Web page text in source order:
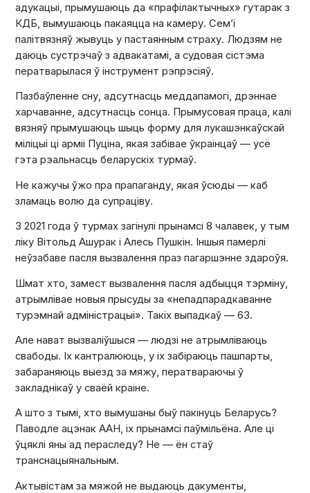
адукацыі, прымушаюць да «прафілактычных» гутарак з
КДБ, вымушаюць пакаяцца на камеру. Сем’і
палітвязняў жывуць у пастаянным страху. Людзям не
даюць сустрэчаў з адвакатамі, а судовая сістэма
ператварылася ў інструмент рэпрэсіяў.
Пазбаўленне сну, адсутнасць меддапамогі, дрэннае
харчаванне, адсутнасць сонца. Прымусовая праца, калі
вязняў прымушаюць шыць форму для лукашэнкаўскай
міліцыі ці арміі Пуціна, якая забівае ўкраінцаў — усё
гэта рэальнасць беларускіх турмаў.
Не кажучы ўжо пра прапаганду, якая ўсюды — каб
зламаць волю да супраціву.
З 2021 года ў турмах загінулі прынамсі 8 чалавек, у тым
ліку Вітольд Ашурак і Алесь Пушкін. Іншыя памерлі
неўзабаве пасля вызвалення праз пагаршэнне здароўя.
Шмат хто, замест вызвалення пасля адбыцця тэрміну,
атрымлівае новыя прысуды за «непадпарадкаванне
турэмнай адміністрацыі». Такіх выпадкаў — 63.
Але нават вызваліўшыся — людзі не атрымліваюць
свабоды. Іх кантралююць, у іх забіраюць пашпарты,
забараняюць выезд за мяжу, ператвараючы ў
закладнікаў у сваёй краіне.
А што з тымі, хто вымушаны быў пакінуць Беларусь?
Паводле ацэнак ААН, іх прынамсі паўмільёна. Але ці
ўцяклі яны ад пераследу? Не — ён стаў
транснацыянальным.
Актывістам за мяжой не выдаюць дакументы,